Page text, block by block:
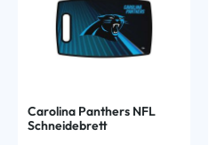
Carolina Panthers NFL
Schneidebrett